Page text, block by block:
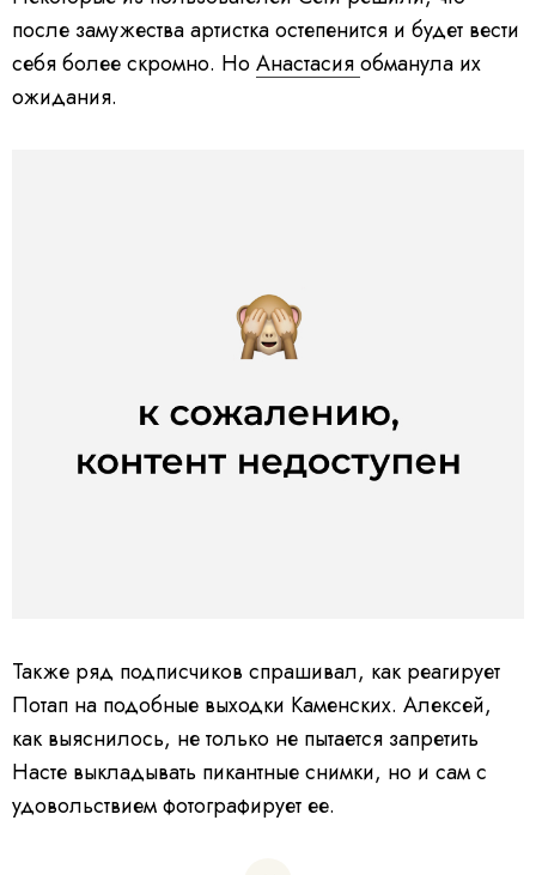
после замужества артистка остепенится и будет вести
себя более скромно. НоАнастасияобманула их
ожидания.
Также ряд подписчиков спрашивал, как реагирует
Потап на подобные выходки Каменских. Алексей,
как выяснилось, не только не пытается запретить
Насте выкладывать пикантные снимки, но и сам с
удовольствием фотографирует ее.